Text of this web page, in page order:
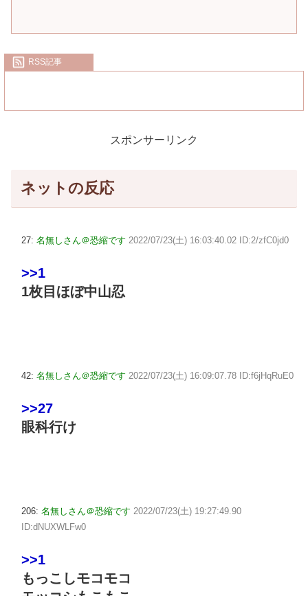
RSS記事
スポンサーリンク
ネットの反応
27: 名無しさん＠恐縮です 2022/07/23(土) 16:03:40.02 ID:2/zfC0jd0
>>1
1枚目ほぼ中山忍
42: 名無しさん＠恐縮です 2022/07/23(土) 16:09:07.78 ID:f6jHqRuE0
>>27
眼科行け
206: 名無しさん＠恐縮です 2022/07/23(土) 19:27:49.90
ID:dNUXWLFw0
>>1
もっこしモコモコ